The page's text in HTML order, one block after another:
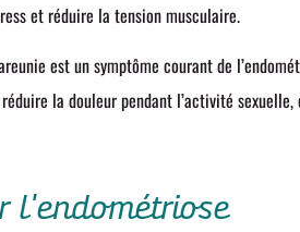
et réduire la tension musculaire.
est un symptôme courant de
la douleur pendant l’activité
l'endométriose